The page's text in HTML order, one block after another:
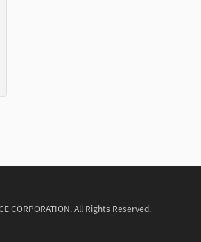
CORPORATION. All Rights Reserved.